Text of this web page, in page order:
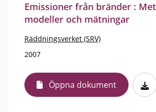
Emissioner från bränder :
modeller och mätningar
Räddningsverket (SRV)
2007
Öppna dokument